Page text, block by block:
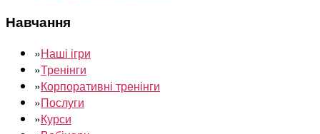
Навчання
»Наші ігри
»Тренінги
»Корпоративні тренінги
»Послуги
»Курси